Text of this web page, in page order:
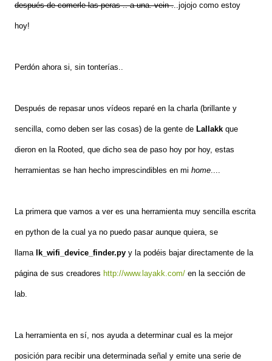
después de comerle las peras .. a una. vein ...jojojo como estoy
hoy!
Perdón ahora si, sin tonterías..
Después de repasar unos vídeos reparé en la charla (brillante y
sencilla, como deben ser las cosas) de la gente de Lallakk que
dieron en la Rooted, que dicho sea de paso hoy por hoy, estas
herramientas se han hecho imprescindibles en mi home....
La primera que vamos a ver es una herramienta muy sencilla escrita
en python de la cual ya no puedo pasar aunque quiera, se
llamalk_wifi_device_finder.py y la podéis bajar directamente de la
página de sus creadores http://www.layakk.com/ en la sección de
lab.
La herramienta en sí, nos ayuda a determinar cual es la mejor
posición para recibir una determinada señal y emite una serie de